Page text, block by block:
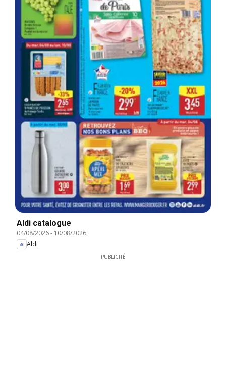
Aldi catalogue
04/08/2026- 10/08/2026
Aldi
PUBLICITÉ